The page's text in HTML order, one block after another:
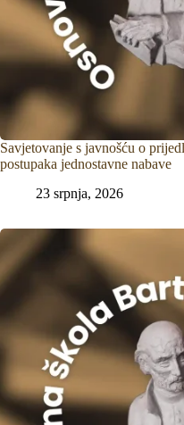
Savjetovanje s javnošću o
postupaka jednostavne nabave
23 srpnja, 2026